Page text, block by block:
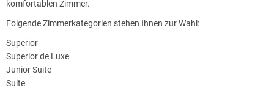
komfortablen Zimmer.
Folgende Zimmerkategorien stehen Ihnen zur Wahl:
Superior
Superior de Luxe
Junior Suite
Suite